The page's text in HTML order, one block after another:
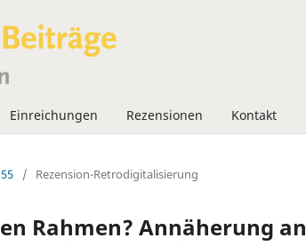
Einreichungen Rezensionen Kontakt
/ Rezension-Retrodigitalisierung
Rahmen? Annäherung an